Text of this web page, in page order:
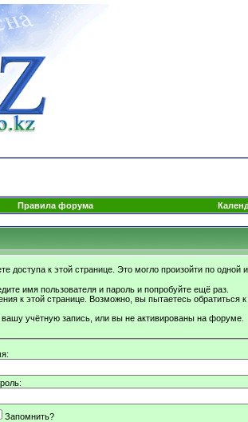
Правила форума
к этой странице. Это могло произойти по одной
имя пользователя и пароль и попробуйте ещё раз.
к этой странице. Возможно, вы пытаетесь обратиться
учётную запись, или вы не активированы на форуме.
Запомнить?